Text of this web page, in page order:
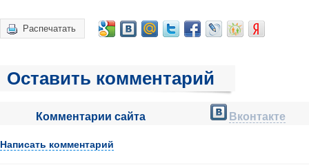
Распечатать
Оставить комментарий
Комментарии сайта Вконтакте
Написать комментарий